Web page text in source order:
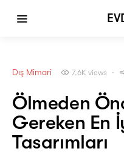
Dış Mimari 7.6K views
Ölmeden
Gereken En
Tasarımları